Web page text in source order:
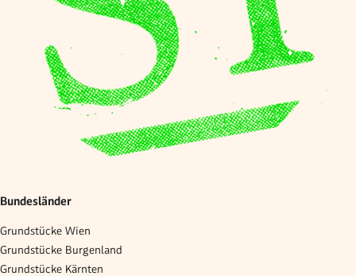
Bundesländer
Grundstücke Wien
Grundstücke Burgenland
Grundstücke Kärnten